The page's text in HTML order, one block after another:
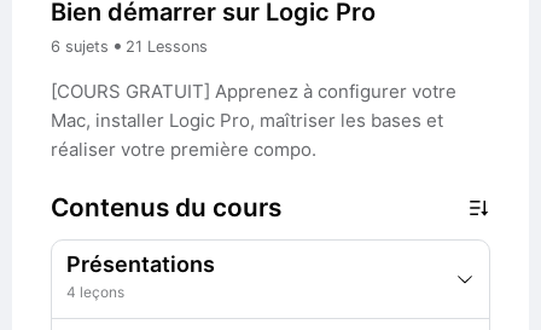
Bien démarrer sur Logic Pro
6 sujets • 21 Lessons
[COURS GRATUIT] Apprenez à configurer votre
Mac, installer Logic Pro, maîtriser les bases et
réaliser votre première compo.
Contenus du cours
Présentations
4 leçons